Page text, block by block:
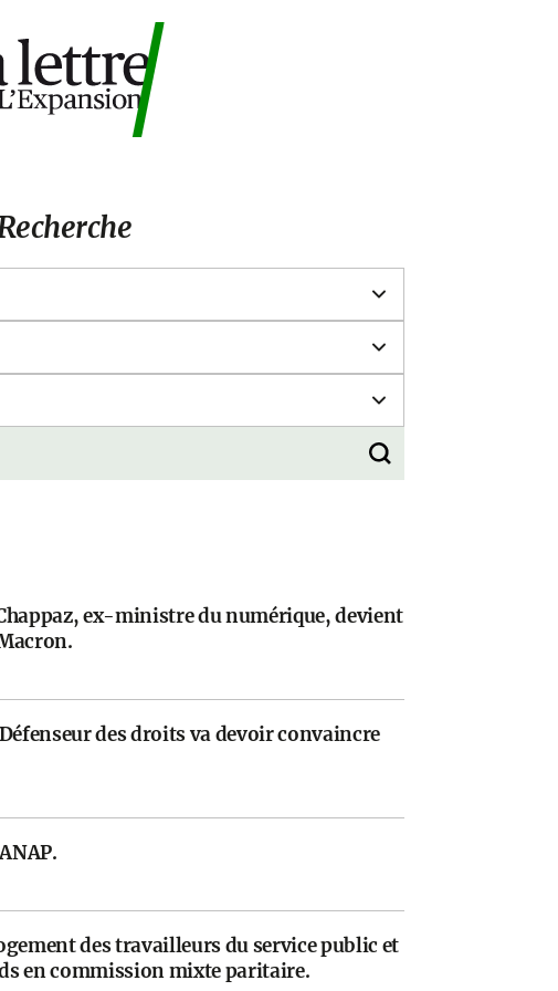
ex-ministre du numérique, devient
des droits va devoir convaincre
des travailleurs du service public et
en commission mixte paritaire.